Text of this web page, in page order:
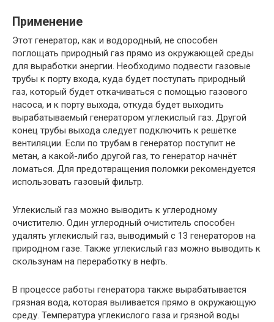
Применение
Этот генератор, как и водородный, не способен
поглощать природный газ прямо из окружающей среды
для выработки энергии. Необходимо подвести газовые
трубы к порту входа, куда будет поступать природный
газ, который будет откачиваться с помощью газового
насоса, и к порту выхода, откуда будет выходить
вырабатываемый генератором углекислый газ. Другой
конец трубы выхода следует подключить к решётке
вентиляции. Если по трубам в генератор поступит не
метан, а какой-либо другой газ, то генератор начнёт
ломаться. Для предотвращения поломки рекомендуется
использовать газовый фильтр.
Углекислый газ можно выводить к углеродному
очистителю. Один углеродный очиститель способен
удалять углекислый газ, выводимый с 13 генераторов на
природном газе. Также углекислый газ можно выводить к
скользунам на переработку в нефть.
В процессе работы генератора также вырабатывается
грязная вода, которая выливается прямо в окружающую
среду. Температура углекислого газа и грязной воды